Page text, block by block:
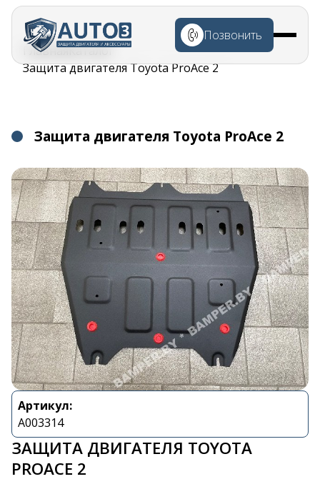
Перейти к
основному
содержанию
Позвонить
Строка
навигации
ГлавнаяКаталог
Защита двигателя Toyota ProAce 2
Защита двигателя Toyota ProAce 2
Артикул:
A003314
ЗАЩИТА ДВИГАТЕЛЯ TOYOTA
PROACE 2